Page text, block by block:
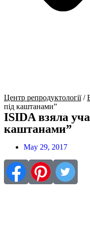
Центр репродуктології/
під каштанами”
ISIDA взяла
каштанами”
May 29, 2017